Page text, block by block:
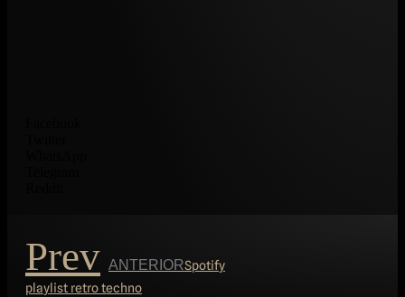
Prev ANTERIORSpotify
playlist retro techno